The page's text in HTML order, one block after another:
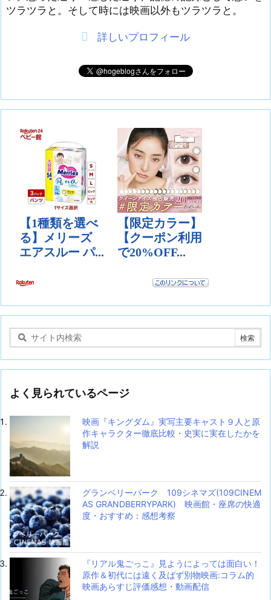
ツラツラと。そして時には映画以外もツラツラと。
詳しいプロフィール
よく見られているページ
映画『キングダム』実写主要キャスト９人と原
作キャラクター徹底比較・史実に実在したかを
解説
グランベリーパーク 109シネマズ(109CINEM
AS GRANDBERRYPARK) 映画館・座席の快適
度・おすすめ：感想考察
『リアル鬼ごっこ』見ようによっては面白い！
原作＆初代には遠く及ばず別物映画:コラム的
映画あらすじ評価感想・動画配信